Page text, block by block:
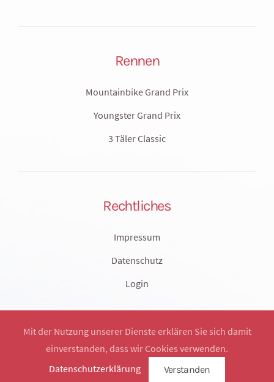
Rennen
Mountainbike Grand Prix
Youngster Grand Prix
3 Täler Classic
Rechtliches
Impressum
Datenschutz
Login
Mit der Nutzung unserer Dienste erklären Sie sich damit
einverstanden, dass wir Cookies verwenden.
Datenschutzerklärung
Verstanden